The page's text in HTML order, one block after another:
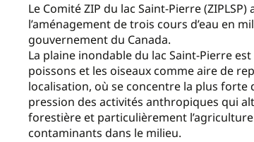
Le Comité ZIP du lac Saint-Pierre
l’aménagement de trois cours d’eau en
gouvernement du Canada.
La plaine inondable du lac Saint-Pierre
poissons et les oiseaux comme aire de
localisation, où se concentre la plus forte
pression des activités anthropiques qui
forestière et particulièrement
contaminants dans le milieu.